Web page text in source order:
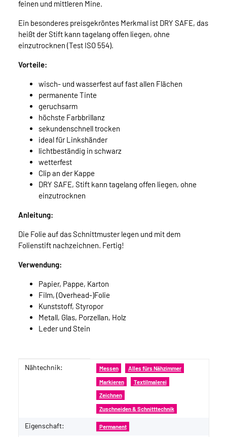
feinen und mittleren Mine.
Ein besonderes preisgekröntes Merkmal ist DRY SAFE, das
heißt der Stift kann tagelang offen liegen, ohne
einzutrocknen (Test ISO 554).
Vorteile:
wisch- und wasserfest auf fast allen Flächen
permanente Tinte
geruchsarm
höchste Farbbrillanz
sekundenschnell trocken
ideal für Linkshänder
lichtbeständig in schwarz
wetterfest
Clip an der Kappe
DRY SAFE, Stift kann tagelang offen liegen, ohne
einzutrocknen
Anleitung:
Die Folie auf das Schnittmuster legen und mit dem
Folienstift nachzeichnen. Fertig!
Verwendung:
Papier, Pappe, Karton
Film, (Overhead-)Folie
Kunststoff, Styropor
Metall, Glas, Porzellan, Holz
Leder und Stein
Produkteigenschaft
Wert
Nähtechnik: Messen Alles fürs Nähzimmer
Markieren Textilmalerei
Zeichnen
Zuschneiden & Schnitttechnik
Eigenschaft: Permanent